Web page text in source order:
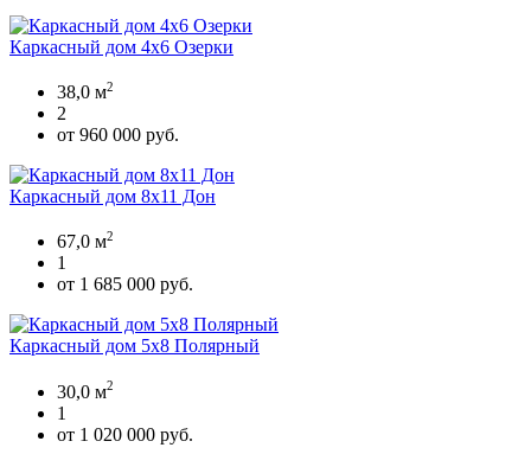
Каркасный дом 4х6 Озерки
38,0 м2
2
от 960 000 руб.
Каркасный дом 8х11 Дон
67,0 м2
1
от 1 685 000 руб.
Каркасный дом 5х8 Полярный
30,0 м2
1
от 1 020 000 руб.